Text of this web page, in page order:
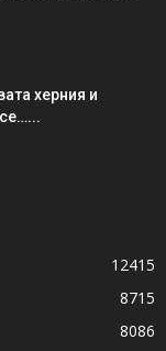
херния и
12415
8715
8086